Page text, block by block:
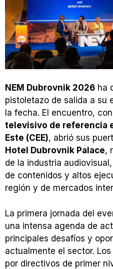
NEM Dubrovnik 2026 ha
pistoletazo de salida a su
la fecha. El encuentro,
televisivo de referencia
Este (CEE), abrió sus
Hotel Dubrovnik Palace,
de la industria
de contenidos y altos
región y de mercados
La primera jornada del
una intensa agenda de
principales desafíos y
actualmente el sector.
por directivos de primer